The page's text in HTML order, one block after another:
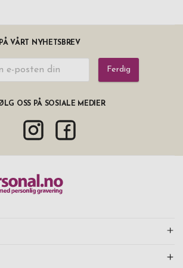
VÅRT NYHETSBREV
Ferdig
OSS PÅ SOSIALE MEDIER